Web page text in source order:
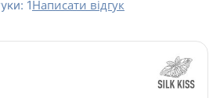
1Написати відгук